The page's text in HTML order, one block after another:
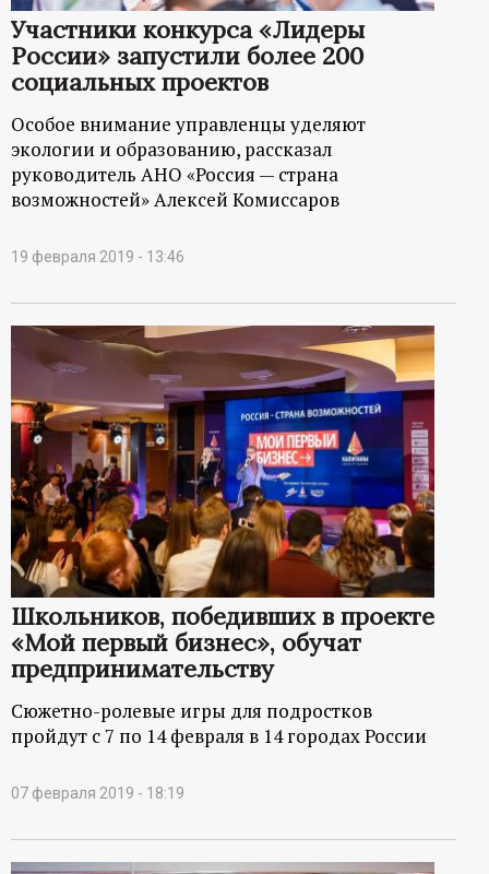
Участники конкурса «Лидеры
России» запустили более 200
социальных проектов
Особое внимание управленцы уделяют
экологии и образованию, рассказал
руководитель АНО «Россия — страна
возможностей» Алексей Комиссаров
19 февраля 2019 - 13:46
Школьников, победивших в проекте
«Мой первый бизнес», обучат
предпринимательству
Сюжетно-ролевые игры для подростков
пройдут с 7 по 14 февраля в 14 городах России
07 февраля 2019 - 18:19